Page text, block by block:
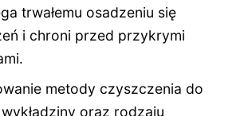
trwałemu osadzeniu się
i chroni przed przykrymi
metody czyszczenia do
oraz rodzaju